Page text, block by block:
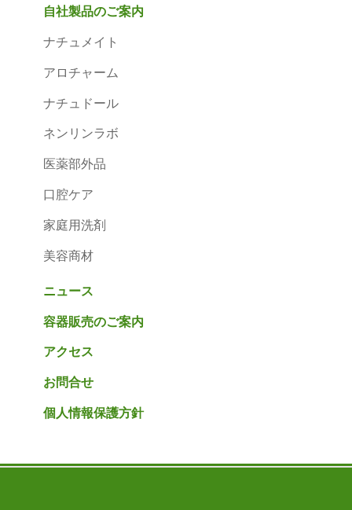
自社製品のご案内
ナチュメイト
アロチャーム
ナチュドール
ネンリンラボ
医薬部外品
口腔ケア
家庭用洗剤
美容商材
ニュース
容器販売のご案内
アクセス
お問合せ
個人情報保護方針